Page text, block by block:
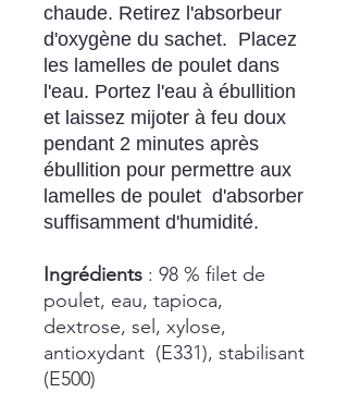
chaude. Retirez l'absorbeur
d'oxygène du sachet. Placez
les lamelles de poulet dans
l'eau. Portez l'eau à ébullition
et laissez mijoter à feu doux
pendant 2 minutes après
ébullition pour permettre aux
lamelles de poulet d'absorber
suffisamment d'humidité.
Ingrédients : 98 % filet de
poulet, eau, tapioca,
dextrose, sel, xylose,
antioxydant (E331), stabilisant
(E500)